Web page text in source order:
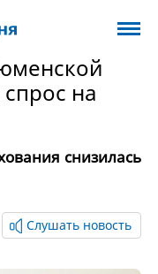
на
снизилась
Слушать новость